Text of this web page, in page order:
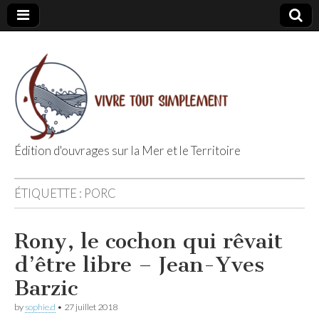
Editions Vivre
Tout
Simplement
Édition d'ouvrages sur la Mer et le Territoire
ÉTIQUETTE : PORC
Rony, le cochon qui rêvait
d’être libre – Jean-Yves
Barzic
bysophie.d • 27 juillet 2018